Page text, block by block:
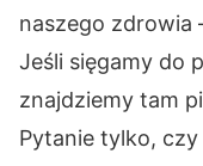
naszego zdrowia
Jeśli sięgamy do
znajdziemy tam
Pytanie tylko,